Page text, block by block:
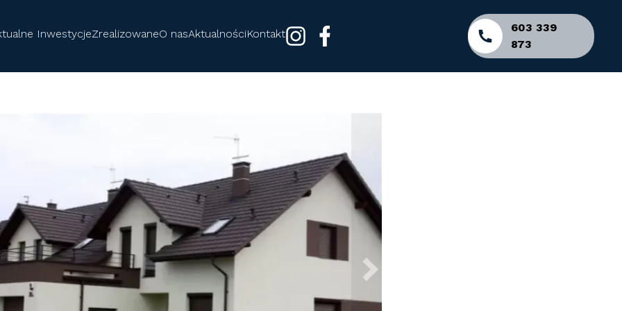
InwestycjeZrealizowaneO nasAktualnościKontakt
603 339
873